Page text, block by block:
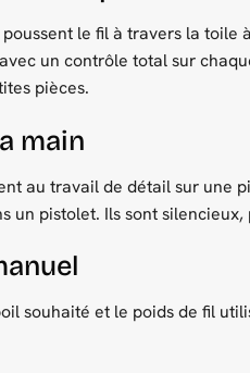
le fil à travers la
un contrôle total sur
pièces.
main
au travail de détail sur une
un pistolet. Ils sont
souhaité et le poids de fil